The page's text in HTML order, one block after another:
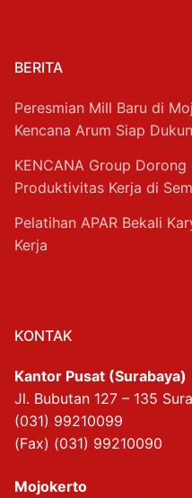
BERITA
Peresmian Mill Baru di
Kencana Arum Siap
KENCANA Group
Produktivitas Kerja di
Pelatihan APAR Bekali
Kerja
KONTAK
Kantor Pusat (Surabaya)
Jl. Bubutan 127 – 135
(031) 99210099
(Fax) (031) 99210090
Mojokerto